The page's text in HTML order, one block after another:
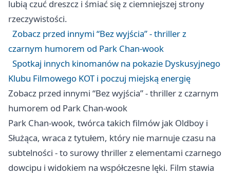
lubią czuć dreszcz i śmiać się z ciemniejszej strony
rzeczywistości.
Zobacz przed innymi “Bez wyjścia” - thriller z
czarnym humorem od Park Chan-wook
Spotkaj innych kinomanów na pokazie Dyskusyjnego
Klubu Filmowego KOT i poczuj miejską energię
Zobacz przed innymi “Bez wyjścia” - thriller z czarnym
humorem od Park Chan-wook
Park Chan-wook, twórca takich filmów jak Oldboy i
Służąca, wraca z tytułem, który nie marnuje czasu na
subtelności - to surowy thriller z elementami czarnego
dowcipu i widokiem na współczesne lęki. Film stawia